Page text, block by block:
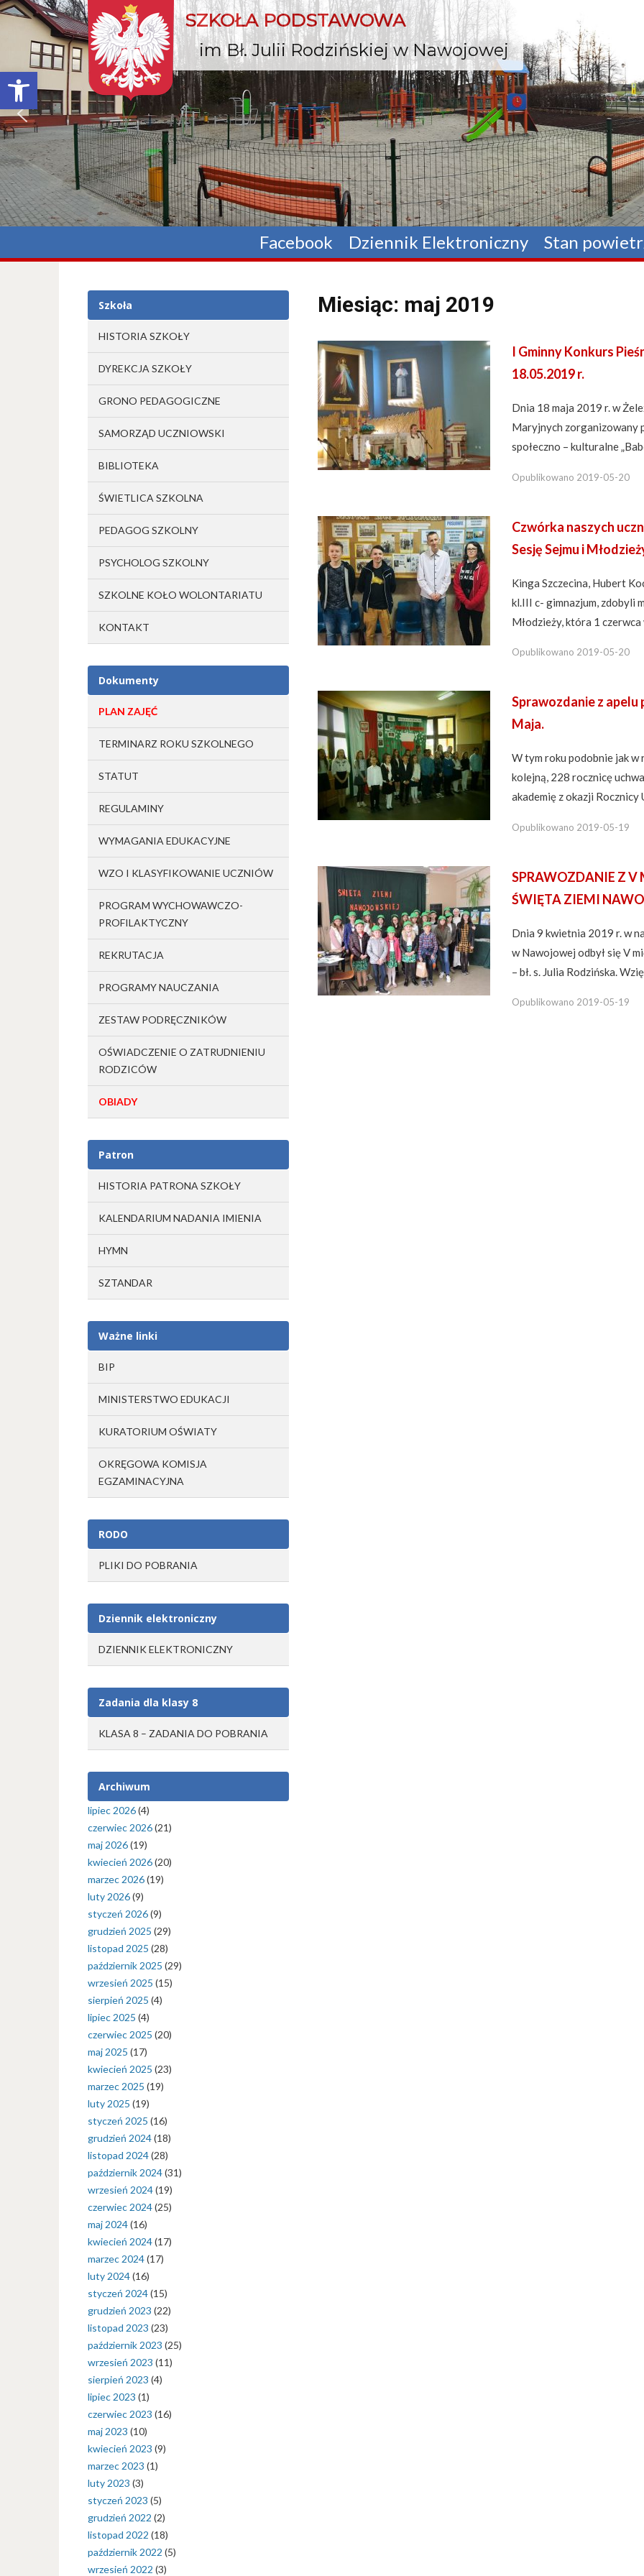
Otwórz pasek narzędzi
Skip
to
content
SZKOŁA PODSTAWOWA
im Bł. Julii Rodzińskiej w Nawojowej
Facebook Dziennik Elektroniczny Stan
Miesiąc: maj 2019
I Gminny Konkurs
18.05.2019 r.
Dnia 18 maja 2019 r. w
Maryjnych zorganizowany
społeczno – kulturalne
Opublikowano 2019-05-20
Czwórka naszych
Sesję Sejmu i
Kinga Szczecina, Hubert
kl.III c- gimnazjum, zdobyli
Młodzieży, która 1
Opublikowano 2019-05-20
Sprawozdanie z
Maja.
W tym roku podobnie jak w
kolejną, 228 rocznicę
akademię z okazji
Opublikowano 2019-05-19
SPRAWOZDANIE Z V
ŚWIĘTA ZIEMI
Dnia 9 kwietnia 2019 r. w
w Nawojowej odbył się V
– bł. s. Julia Rodzińska.
Opublikowano 2019-05-19
Szkoła
HISTORIA SZKOŁY
DYREKCJA SZKOŁY
GRONO PEDAGOGICZNE
SAMORZĄD UCZNIOWSKI
BIBLIOTEKA
ŚWIETLICA SZKOLNA
PEDAGOG SZKOLNY
PSYCHOLOG SZKOLNY
SZKOLNE KOŁO WOLONTARIATU
KONTAKT
Dokumenty
PLAN ZAJĘĆ
TERMINARZ ROKU SZKOLNEGO
STATUT
REGULAMINY
WYMAGANIA EDUKACYJNE
WZO I KLASYFIKOWANIE UCZNIÓW
PROGRAM WYCHOWAWCZO-
PROFILAKTYCZNY
REKRUTACJA
PROGRAMY NAUCZANIA
ZESTAW PODRĘCZNIKÓW
OŚWIADCZENIE O ZATRUDNIENIU
RODZICÓW
OBIADY
Patron
HISTORIA PATRONA SZKOŁY
KALENDARIUM NADANIA IMIENIA
HYMN
SZTANDAR
Ważne linki
BIP
MINISTERSTWO EDUKACJI
KURATORIUM OŚWIATY
OKRĘGOWA KOMISJA
EGZAMINACYJNA
RODO
PLIKI DO POBRANIA
Dziennik elektroniczny
DZIENNIK ELEKTRONICZNY
Zadania dla klasy 8
KLASA 8 – ZADANIA DO POBRANIA
Archiwum
lipiec 2026(4)
czerwiec 2026(21)
maj 2026(19)
kwiecień 2026(20)
marzec 2026(19)
luty 2026(9)
styczeń 2026(9)
grudzień 2025 (29)
listopad 2025 (28)
październik 2025 (29)
wrzesień 2025 (15)
sierpień 2025 (4)
lipiec 2025 (4)
czerwiec 2025 (20)
maj 2025 (17)
kwiecień 2025 (23)
marzec 2025 (19)
luty 2025 (19)
styczeń 2025 (16)
grudzień 2024(18)
listopad 2024(28)
październik 2024(31)
wrzesień 2024(19)
czerwiec 2024(25)
maj 2024(16)
kwiecień 2024(17)
marzec 2024(17)
luty 2024(16)
styczeń 2024(15)
grudzień 2023 (22)
listopad 2023 (23)
październik 2023 (25)
wrzesień 2023 (11)
sierpień 2023 (4)
lipiec 2023 (1)
czerwiec 2023 (16)
maj 2023 (10)
kwiecień 2023 (9)
marzec 2023 (1)
luty 2023 (3)
styczeń 2023 (5)
grudzień 2022 (2)
listopad 2022 (18)
październik 2022 (5)
wrzesień 2022 (3)